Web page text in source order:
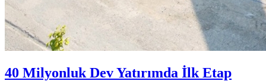
40 Milyonluk Dev Yatırımda İlk Etap